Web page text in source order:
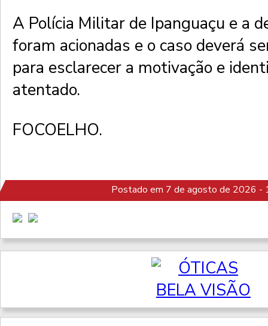
A Polícia Militar de Ipanguaçu e a
foram acionadas e o caso deverá
para esclarecer a motivação e
atentado.
FOCOELHO.
Postado em 7 de agosto de 2026 -